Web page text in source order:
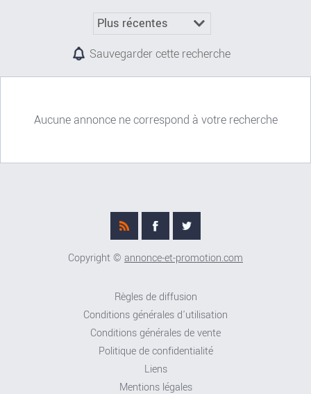
Sauvegarder cette recherche
Aucune annonce ne correspond à votre recherche
Copyright © annonce-et-promotion.com
Règles de diffusion
Conditions générales d'utilisation
Conditions générales de vente
Politique de confidentialité
Liens
Mentions légales